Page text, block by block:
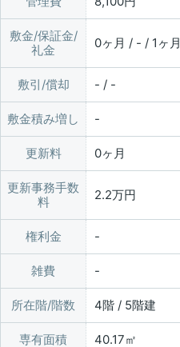
敷金/保証金/
礼金
0ヶ月 / - / 1ヶ月
敷引/償却 - / -
敷金積み増し
更新料 0ヶ月
更新事務手数
料
2.2万円
権利金
雑費
所在階/階数 4階 / 5階建
専有面積 40.17㎡